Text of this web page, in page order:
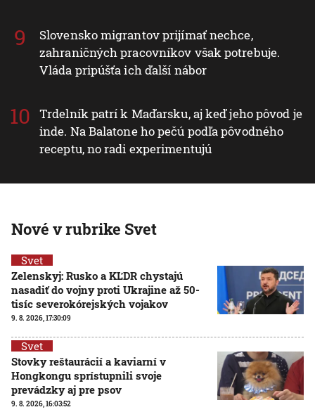
Slovensko migrantov prijímať nechce,
zahraničných pracovníkov však potrebuje.
Vláda pripúšťa ich ďalší nábor
Trdelník patrí k Maďarsku, aj keď jeho pôvod je
inde. Na Balatone ho pečú podľa pôvodného
receptu, no radi experimentujú
Nové v rubrike Svet
Svet
Zelenskyj: Rusko a KĽDR chystajú
nasadiť do vojny proti Ukrajine až 50-
tisíc severokórejských vojakov
9. 8. 2026, 17:30:09
Svet
Stovky reštaurácií a kaviarní v
Hongkongu sprístupnili svoje
prevádzky aj pre psov
9. 8. 2026, 16:03:52